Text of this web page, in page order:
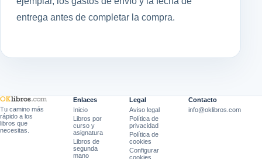
entrega antes de completar la compra.
Tu camino más
rápido a los
libros que
necesitas.
Enlaces
Inicio
Libros por
curso y
asignatura
Libros de
segunda
mano
Legal
Aviso legal
Política de
privacidad
Política de
cookies
Configurar
cookies
Contacto
info@oklibros.com